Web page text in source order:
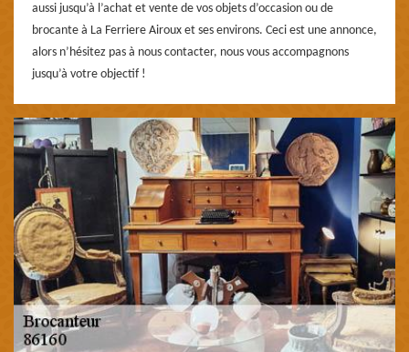
aussi jusqu’à l’achat et vente de vos objets d’occasion ou de
brocante à La Ferriere Airoux et ses environs. Ceci est une annonce,
alors n’hésitez pas à nous contacter, nous vous accompagnons
jusqu’à votre objectif !